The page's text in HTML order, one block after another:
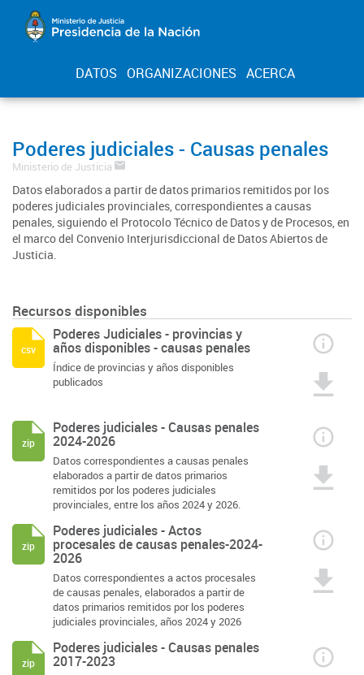
DATOS ORGANIZACIONES ACERCA
Poderes judiciales - Causas penales
Ministerio de Justicia
Datos elaborados a partir de datos primarios remitidos por los
poderes judiciales provinciales, correspondientes a causas
penales, siguiendo el Protocolo Técnico de Datos y de Procesos, en
el marco del Convenio Interjurisdiccional de Datos Abiertos de
Justicia.
Recursos disponibles
Poderes Judiciales - provincias y
años disponibles - causas penales
Índice de provincias y años disponibles
publicados
csv
Poderes judiciales - Causas penales
2024-2026
Datos correspondientes a causas penales
elaborados a partir de datos primarios
remitidos por los poderes judiciales
provinciales, entre los años 2024 y 2026.
zip
Poderes judiciales - Actos
procesales de causas penales-2024-
2026
Datos correspondientes a actos procesales
de causas penales, elaborados a partir de
datos primarios remitidos por los poderes
judiciales provinciales, años 2024 y 2026
zip
Poderes judiciales - Causas penales
2017-2023
zip